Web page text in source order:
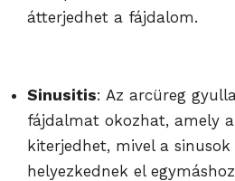
átterjedhet a fájdalom.
Sinusitis: Az arcüreg
fájdalmat okozhat, amely
kiterjedhet, mivel a
helyezkednek el